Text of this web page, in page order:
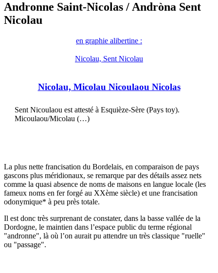
Andronne Saint-Nicolas / Andròna Sent
Nicolau
en graphie alibertine :
Nicolau, Sent Nicolau
Nicolau, Micolau Nicoulaou Nicolas
Sent Nicoulaou est attesté à Esquièze-Sère (Pays toy).
Micoulaou/Micolau (…)
La plus nette francisation du Bordelais, en comparaison de pays
gascons plus méridionaux, se remarque par des détails assez nets
comme la quasi absence de noms de maisons en langue locale (les
fameux noms en fer forgé au XXème siècle) et une francisation
odonymique* à peu près totale.
Il est donc très surprenant de constater, dans la basse vallée de la
Dordogne, le maintien dans l’espace public du terme régional
"andronne", là où l’on aurait pu attendre un très classique "ruelle"
ou "passage".